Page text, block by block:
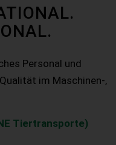
Personal und
im Maschinen-,
Tiertransporte)